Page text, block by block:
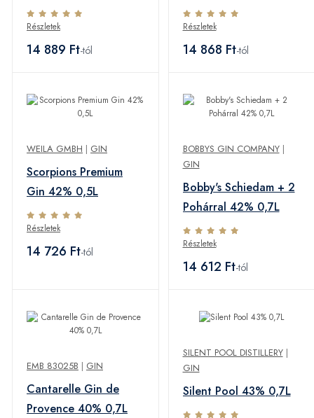
44% 0,7L
Részletek
14 889 Ft-tól
44% 0,7L
Részletek
14 868 Ft-tól
WEILA GMBH | GIN
Scorpions Premium
Gin 42% 0,5L
Részletek
14 726 Ft-tól
BOBBYS GIN COMPANY|
GIN
Bobby's Schiedam + 2
Pohárral 42% 0,7L
Részletek
14 612 Ft-tól
EMB 83025B | GIN
Cantarelle Gin de
Provence 40% 0,7L
SILENT POOL DISTILLERY|
GIN
Silent Pool 43% 0,7L